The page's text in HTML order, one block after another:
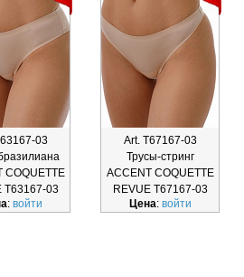
03
COQUETTE
Т63167-03
: войти
Art. Т67167-03
Трусы-стринг
ACCENT COQUETTE
REVUE Т67167-03
Цена: войти